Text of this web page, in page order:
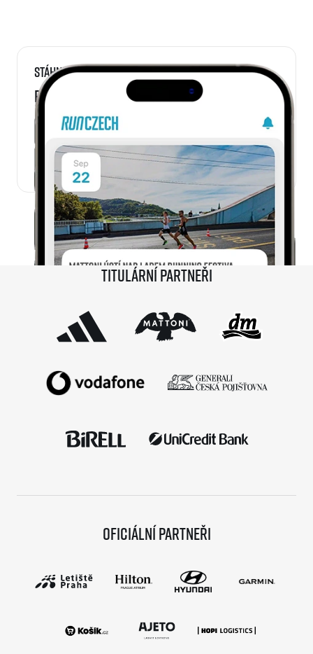
Stáhni si
RunCzech aplikaci
Titulární partneři
Oficiální partneři